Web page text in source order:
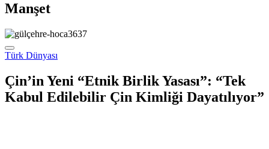
Manşet
Türk Dünyası
Çin’in Yeni “Etnik Birlik Yasası”: “Tek
Kabul Edilebilir Çin Kimliği Dayatılıyor”